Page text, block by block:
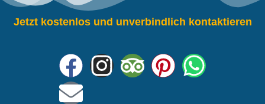
Jetzt kostenlos und unverbindlich kontaktieren